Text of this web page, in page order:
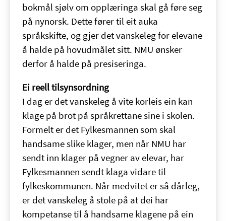
bokmål sjølv om opplæringa skal gå føre seg
på nynorsk. Dette fører til eit auka
språkskifte, og gjer det vanskeleg for elevane
å halde på hovudmålet sitt. NMU ønsker
derfor å halde på presiseringa.
Ei reell tilsynsordning
I dag er det vanskeleg å vite korleis ein kan
klage på brot på språkrettane sine i skolen.
Formelt er det Fylkesmannen som skal
handsame slike klager, men når NMU har
sendt inn klager på vegner av elevar, har
Fylkesmannen sendt klaga vidare til
fylkeskommunen. Når medvitet er så dårleg,
er det vanskeleg å stole på at dei har
kompetanse til å handsame klagene på ein